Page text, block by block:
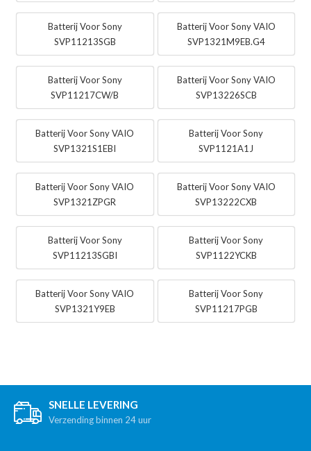
Batterij Voor Sony
SVP11213SGB
Batterij Voor Sony VAIO
SVP1321M9EB.G4
Batterij Voor Sony
SVP11217CW/B
Batterij Voor Sony VAIO
SVP13226SCB
Batterij Voor Sony VAIO
SVP1321S1EBI
Batterij Voor Sony
SVP1121A1J
Batterij Voor Sony VAIO
SVP1321ZPGR
Batterij Voor Sony VAIO
SVP13222CXB
Batterij Voor Sony
SVP11213SGBI
Batterij Voor Sony
SVP1122YCKB
Batterij Voor Sony VAIO
SVP1321Y9EB
Batterij Voor Sony
SVP11217PGB
SNELLE LEVERING
Verzending binnen 24 uur